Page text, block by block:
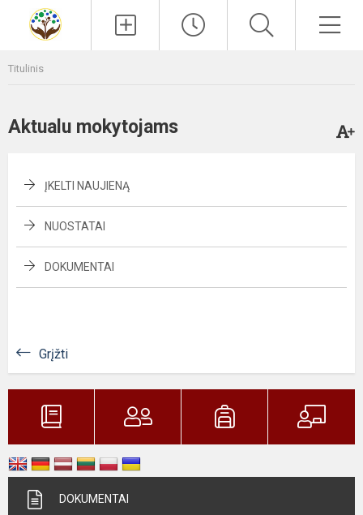
Titulinis
Aktualu mokytojams
ĮKELTI NAUJIENĄ
NUOSTATAI
DOKUMENTAI
Grįžti
DOKUMENTAI